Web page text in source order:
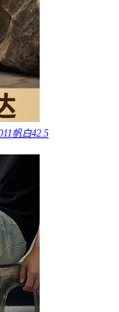
帆白42.5